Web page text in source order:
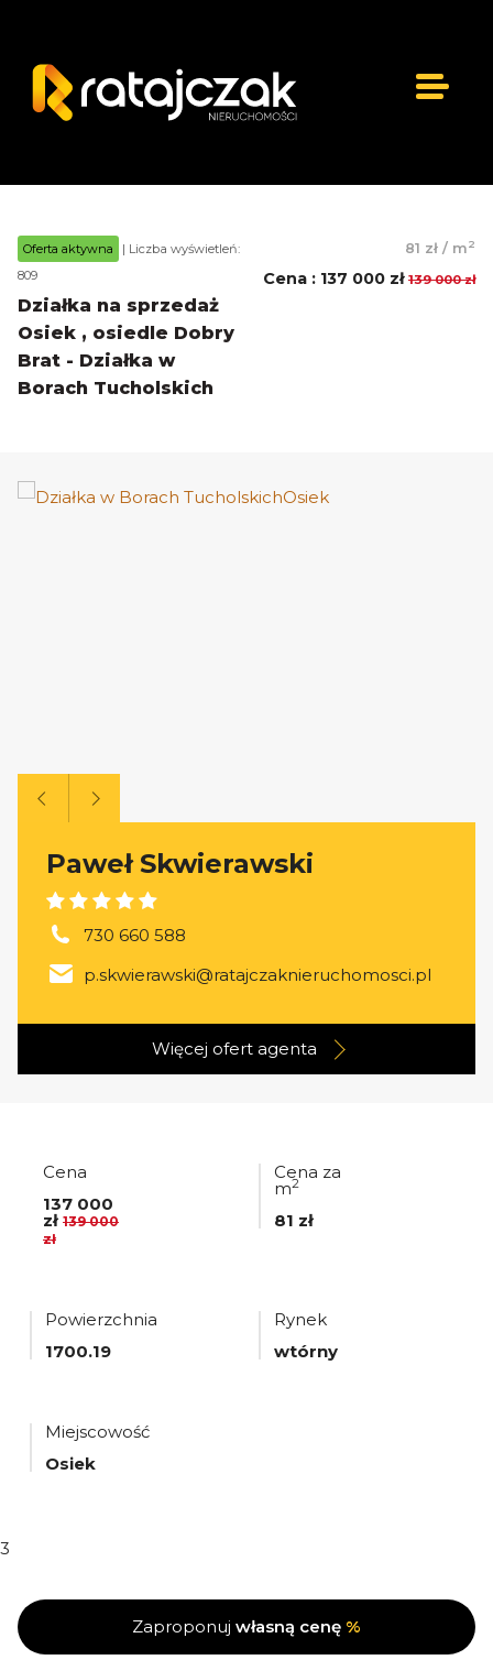
Oferta aktywna
| Liczba wyświetleń:
809
Działka na sprzedaż
Osiek , osiedle Dobry
Brat - Działka w
Borach Tucholskich
81 zł / m2
Cena : 137 000 zł 139 000 zł
Paweł Skwierawski
730 660 588
p.skwierawski@ratajczaknieruchomosci.pl
Więcej ofert agenta
Cena
137 000
zł 139 000
zł
Cena za
m2
81 zł
Powierzchnia
1700.19
Rynek
wtórny
Miejscowość
Osiek
3
Zaproponuj własną cenę %